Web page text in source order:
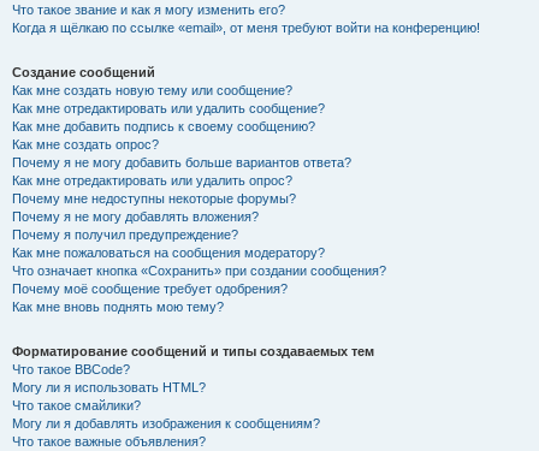
Что такое звание и как я могу изменить его?
Когда я щёлкаю по ссылке «email», от меня требуют войти на конференцию!
Создание сообщений
Как мне создать новую тему или сообщение?
Как мне отредактировать или удалить сообщение?
Как мне добавить подпись к своему сообщению?
Как мне создать опрос?
Почему я не могу добавить больше вариантов ответа?
Как мне отредактировать или удалить опрос?
Почему мне недоступны некоторые форумы?
Почему я не могу добавлять вложения?
Почему я получил предупреждение?
Как мне пожаловаться на сообщения модератору?
Что означает кнопка «Сохранить» при создании сообщения?
Почему моё сообщение требует одобрения?
Как мне вновь поднять мою тему?
Форматирование сообщений и типы создаваемых тем
Что такое BBCode?
Могу ли я использовать HTML?
Что такое смайлики?
Могу ли я добавлять изображения к сообщениям?
Что такое важные объявления?